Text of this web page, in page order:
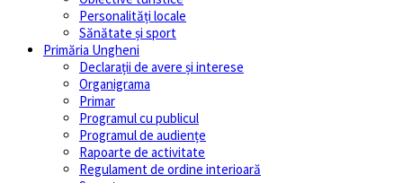
Personalități locale
Sănătate și sport
Primăria Ungheni
Declarații de avere și interese
Organigrama
Primar
Programul cu publicul
Programul de audiențe
Rapoarte de activitate
Regulament de ordine interioară